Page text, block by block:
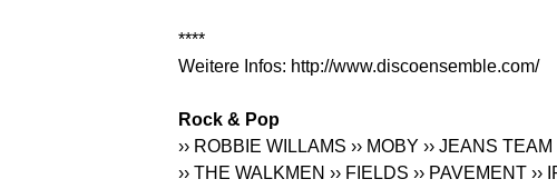
****
Weitere Infos: http://www.discoensemble.com/
Rock & Pop
›› ROBBIE WILLAMS ›› MOBY ›› JEANS TEAM
›› THE WALKMEN ›› FIELDS ›› PAVEMENT ››